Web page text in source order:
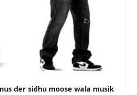
der sidhu moose wala musik